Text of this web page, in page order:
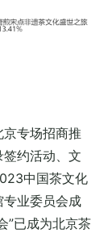
京专场招商推
约活动、文
中国茶文化
业委员会成
”已成为北京茶